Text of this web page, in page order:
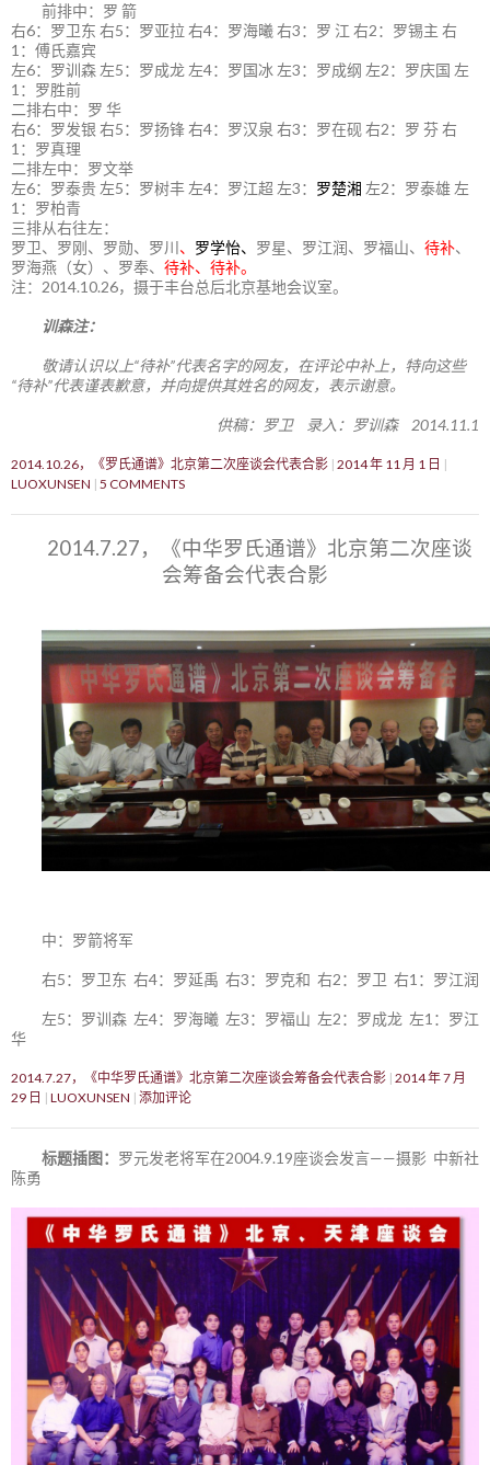
前排中：罗 箭
右6：罗卫东 右5：罗亚拉 右4：罗海曦 右3：罗 江 右2：罗锡主 右
1：傅氏嘉宾
左6：罗训森 左5：罗成龙 左4：罗国冰 左3：罗成纲 左2：罗庆国 左
1：罗胜前
二排右中：罗 华
右6：罗发银 右5：罗扬锋 右4：罗汉泉 右3：罗在砚 右2：罗 芬 右
1：罗真理
二排左中：罗文举
左6：罗泰贵 左5：罗树丰 左4：罗江超 左3： 罗楚湘 左2：罗泰雄 左
1：罗柏青
三排从右往左：
罗卫、罗刚、罗勋、罗川 、 罗学怡、 罗星、罗江润、罗福山、 待补、
罗海燕（女）、罗奉、 待补、待补。
注：2014.10.26，摄于丰台总后北京基地会议室。
训森注：
敬请认识以上“待补”代表名字的网友，在评论中补上，特向这些
“待补”代表谨表歉意，并向提供其姓名的网友，表示谢意。
供稿：罗卫 录入：罗训森 2014.11.1
2014.10.26，《罗氏通谱》北京第二次座谈会代表合影 2014 年 11 月 1 日
LUOXUNSEN 5 COMMENTS
2014.7.27，《中华罗氏通谱》北京第二次座谈
会筹备会代表合影
中：罗箭将军
右5：罗卫东 右4：罗延禹 右3：罗克和 右2：罗卫 右1：罗江润
左5：罗训森 左4：罗海曦 左3：罗福山 左2：罗成龙 左1：罗江
华
2014.7.27，《中华罗氏通谱》北京第二次座谈会筹备会代表合影 2014 年 7 月
29 日
LUOXUNSEN 添加评论
标题插图： 罗元发老将军在2004.9.19座谈会发言——摄影 中新社
陈勇